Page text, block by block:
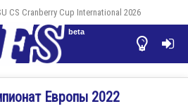
CS Cranberry Cup International 2026


beta
Европы 2022